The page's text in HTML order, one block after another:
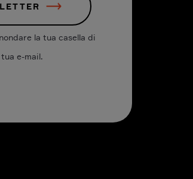
la tua casella di
e-mail.